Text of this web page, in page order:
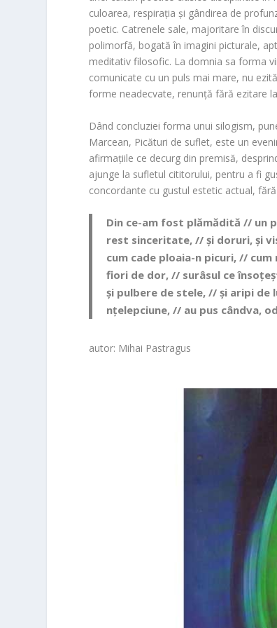
culoarea, respirația și gândirea de
poetic. Catrenele sale, majoritare în
polimorfă, bogată în imagini picturale,
meditativ filosofic. La domnia sa forma
comunicate cu un puls mai mare, nu
forme neadecvate, renunță fără ezitare
Dând concluziei forma unui silogism,
Marcean, Picături de suflet, este un
afirmațiile ce decurg din premisă,
ajunge la sufletul cititorului, pentru a fi
concordante cu gustul estetic actual,
Din ce-am fost plămădită // un
rest sinceritate, // și doruri, și
cum cade ploaia-n picuri, //
fiori de dor, // surâsul ce
și pulbere de stele, // și aripi de
nțelepciune, // au pus cândva,
autor: Mihai Pastragus